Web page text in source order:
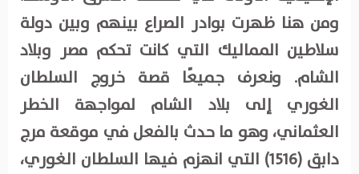
ومن هنا ظهرت بوادر الصراع بينهم وبين دولة
سلاطين المماليك التي كانت تحكم مصر وبلاد
الشام. ونعرف جميعًا قصة خروج السلطان
الغوري إلى بلاد الشام لمواجهة الخطر
العثماني، وهو ما حدث بالفعل في موقعة مرج
دابق (1516) التي انهزم فيها السلطان الغوري،